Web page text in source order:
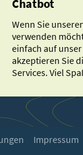
Impressum
Wenn Sie
verwenden
einfach auf
akzeptieren Sie
Services. Viel